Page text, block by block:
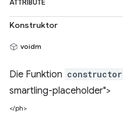
ATTRIBUTE
Konstruktor
voidm
Die Funktion constructor
smartling-placeholder">
</ph>